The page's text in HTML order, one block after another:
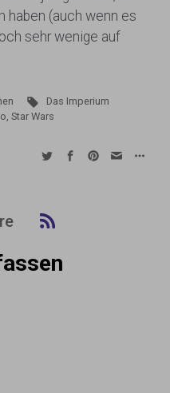
haben (auch wenn es
sehr wenige auf
Das Imperium
, Star Wars